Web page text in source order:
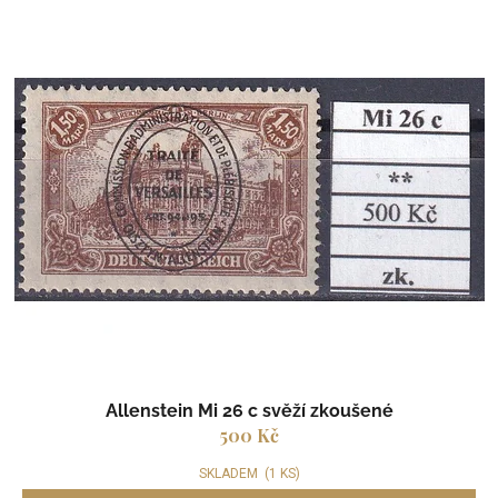
Allenstein Mi 26 c svěží zkoušené
500 Kč
SKLADEM (1 KS)